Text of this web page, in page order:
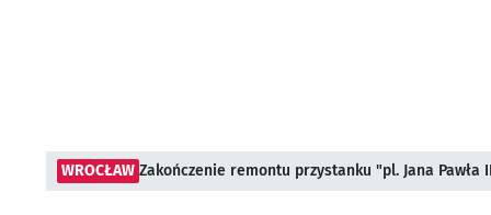
WROCŁAW Zakończenie remontu przystanku "pl. Jana